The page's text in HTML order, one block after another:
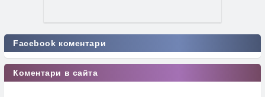
Facebook коментари
Коментари в сайта